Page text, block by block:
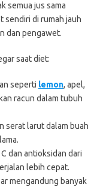
semua jus sama
sendiri di rumah jauh
dan pengawet.
saat diet:
seperti lemon, apel,
racun dalam tubuh
serat larut dalam buah
dan antioksidan dari
lebih cepat.
mengandung banyak